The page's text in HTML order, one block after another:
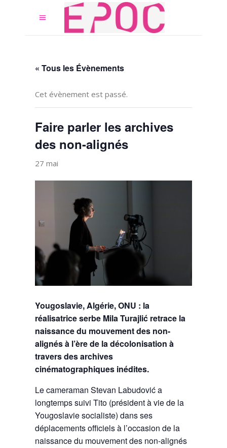
« Tous les Évènements
Cet évènement est passé.
Faire parler les archives
des non-alignés
27 mai
Yougoslavie, Algérie, ONU : la
réalisatrice serbe Mila Turajlić retrace la
naissance du mouvement des non-
alignés à l’ère de la décolonisation à
travers des archives
cinématographiques inédites.
Le cameraman Stevan Labudović a
longtemps suivi Tito (président à vie de la
Yougoslavie socialiste) dans ses
déplacements officiels à l’occasion de la
naissance du mouvement des non-alignés